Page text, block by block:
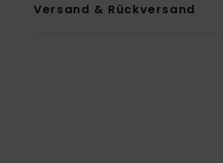
Versand & Rückversand